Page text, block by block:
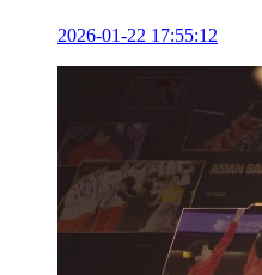
2026-01-22 17:55:12